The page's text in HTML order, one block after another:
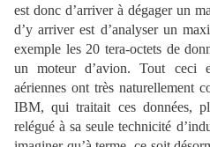
est donc d’arriver à dégager un
d’y arriver est d’analyser un
exemple les 20 tera-octets de
un moteur d’avion. Tout ceci
aériennes ont très naturellement
IBM, qui traitait ces données,
relégué à sa seule technicité